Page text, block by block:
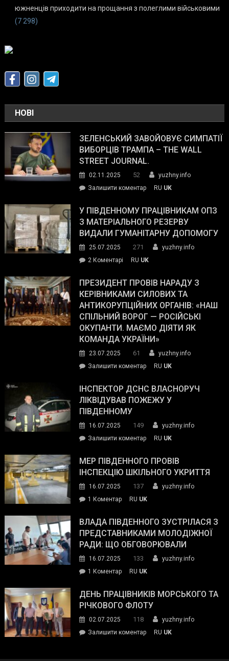
южненців приходити на прощання з полеглими військовими
(7 298)
НОВІ
ЗЕЛЕНСЬКИЙ ЗАВОЙОВУЄ СИМПАТІЇ
ВИБОРЦІВ ТРАМПА – THE WALL
STREET JOURNAL.
02.11.2025 52
yuzhny.info
Залишити коментарon
завойовує
симпатії
виборців
The
Street
Journal.
RU UK
У ПІВДЕННОМУ ПРАЦІВНИКАМ ОПЗ
З МАТЕРІАЛЬНОГО РЕЗЕРВУ
ВИДАЛИ ГУМАНІТАРНУ ДОПОМОГУ
25.07.2025 271
yuzhny.info
2 Коментарі
Південному
працівникам
ОПЗ
з
матеріального
резерву
гуманітарну
допомогу
RU UK
ПРЕЗИДЕНТ ПРОВІВ НАРАДУ З
КЕРІВНИКАМИ СИЛОВИХ ТА
АНТИКОРУПЦІЙНИХ ОРГАНІВ: «НАШ
СПІЛЬНИЙ ВОРОГ — РОСІЙСЬКІ
ОКУПАНТИ. МАЄМО ДІЯТИ ЯК
КОМАНДА УКРАЇНИ»
23.07.2025 61
yuzhny.info
Залишити коментарon
провів
нараду
силових
та
органів:
«Наш
спільний
окупанти.
Маємо
діяти
команда
RU UK
ІНСПЕКТОР ДСНС ВЛАСНОРУЧ
ЛІКВІДУВАВ ПОЖЕЖУ У
ПІВДЕННОМУ
16.07.2025 149
yuzhny.info
Залишити коментарon
ДСНС
власноруч
пожежу
у
RU UK
МЕР ПІВДЕННОГО ПРОВІВ
ІНСПЕКЦІЮ ШКІЛЬНОГО УКРИТТЯ
16.07.2025 137
yuzhny.info
1 Коментардо
Південного
провів
інспекцію
укриття
RU UK
ВЛАДА ПІВДЕННОГО ЗУСТРІЛАСЯ З
ПРЕДСТАВНИКАМИ МОЛОДІЖНОЇ
РАДИ: ЩО ОБГОВОРЮВАЛИ
16.07.2025 133
yuzhny.info
1 Коментардо
Південного
зустрілася
представниками
молодіжної
RU UK
ДЕНЬ ПРАЦІВНИКІВ МОРСЬКОГО ТА
РІЧКОВОГО ФЛОТУ
02.07.2025 118
yuzhny.info
Залишити коментарon
RU UK